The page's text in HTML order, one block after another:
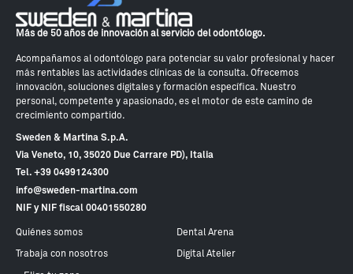
Más de 50 años de innovación al servicio del odontólogo.
Acompañamos al odontólogo para potenciar su valor profesional y hacer
más rentables las actividades clínicas de la consulta. Ofrecemos
innovación, soluciones digitales y formación específica. Nuestro
personal, competente y apasionado, es el motor de este camino de
crecimiento compartido.
Sweden & Martina S.p.A.
Via Veneto, 10, 35020 Due Carrare PD), Italia
Tel. +39 0499124300
info@sweden-martina.com
NIF y NIF fiscal 00401550280
Quiénes somos
Trabaja con nosotros
Dental Arena
Digital Atelier